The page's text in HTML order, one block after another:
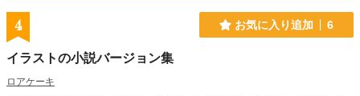
4 お気に入り追加 6
イラストの小説バージョン集
ロアケーキ